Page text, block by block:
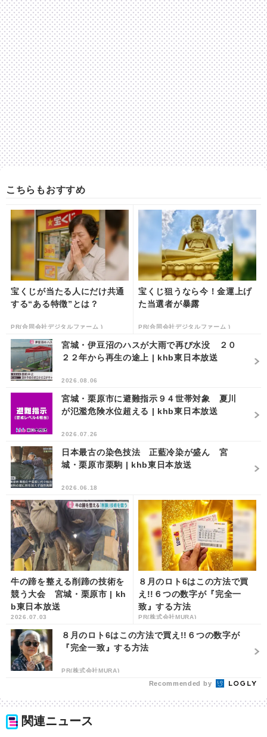
こちらもおすすめ
宝くじが当たる人にだけ共通
する“ある特徴”とは？
PR(合同会社デジタルファーム )
宝くじ狙うなら今！金運上げ
た当選者が暴露
PR(合同会社デジタルファーム )
宮城・伊豆沼のハスが大雨で再び水没 ２０
２２年から再生の途上 | khb東日本放送
2026.08.06
宮城・栗原市に避難指示９４世帯対象 夏川
が氾濫危険水位超える | khb東日本放送
2026.07.26
日本最古の染色技法 正藍冷染が盛ん 宮
城・栗原市栗駒 | khb東日本放送
2026.06.18
牛の蹄を整える削蹄の技術を
競う大会 宮城・栗原市 | kh
b東日本放送
2026.07.03
８月のロト6はこの方法で買
え!!６つの数字が『完全一
致』する方法
PR(株式会社MURA)
８月のロト6はこの方法で買え!!６つの数字が
『完全一致』する方法
PR(株式会社MURA)
Recommended by
関連ニュース